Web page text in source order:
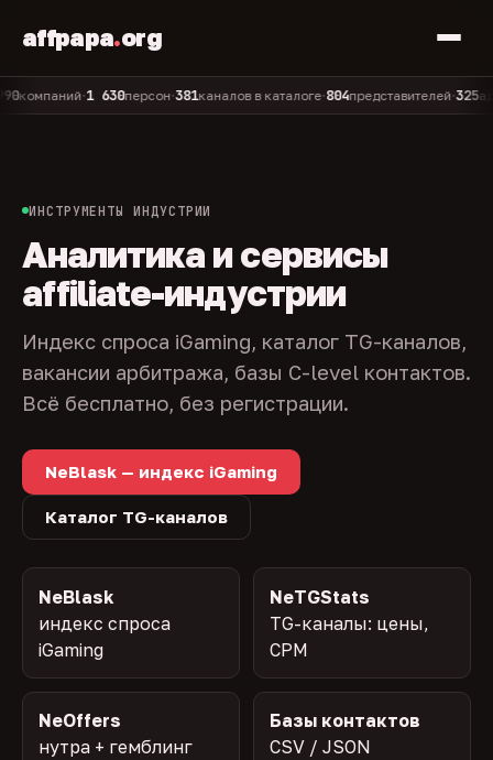
affpapa.org
•1 630персон•381каналов в каталоге•804представителей•325
ИНСТРУМЕНТЫ ИНДУСТРИИ
Аналитика и сервисы
affiliate-индустрии
Индекс спроса iGaming, каталог TG-каналов,
вакансии арбитража, базы C-level контактов.
Всё бесплатно, без регистрации.
NeBlask — индекс iGaming
Каталог TG-каналов
NeBlask
индекс спроса
iGaming
NeTGStats
TG-каналы: цены,
CPM
NeOffers
нутра + гемблинг
Базы контактов
CSV / JSON